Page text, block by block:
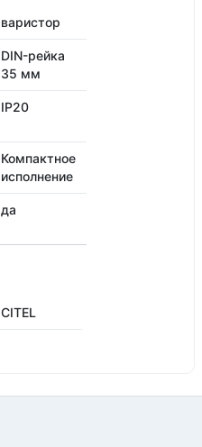
варистор
DIN-рейка
35 мм
IP20
Компактное
исполнение
да
CITEL